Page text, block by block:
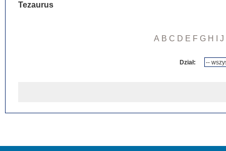
Tezaurus
A B C D E F G H J
Dział: